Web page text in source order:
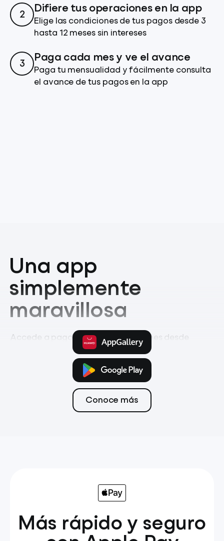
2
Difiere tus operaciones en la app
Elige las condiciones de tus pagos desde 3
hasta 12 meses sin intereses
3
Paga cada mes y ve el avance
Paga tu mensualidad y fácilmente consulta
el avance de tus pagos en la app
Una app
simplemente
maravillosa
Accede a pagos, ahorro e inversiones desde
Tarjeta Transferencias
Conoce más
Más rápido y seguro